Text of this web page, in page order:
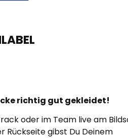
richtig gut gekleidet!
oder im Team live am
Rückseite gibst Du Deinem